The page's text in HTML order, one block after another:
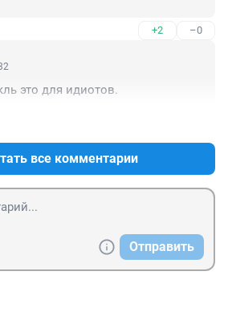
+2 –0
это для идиотов.
все комментарии
Отправить